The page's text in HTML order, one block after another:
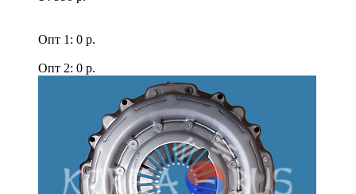
Опт 1: 0 р.
Опт 2: 0 р.